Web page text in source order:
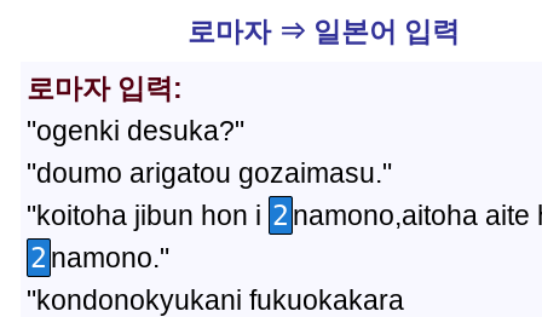
로마자 ⇒ 일본어 입력
로마자 입력:
"ogenki desuka?"
"doumo arigatou gozaimasu."
"koitoha jibun hon i 2 namono,aitoha aite
2 namono."
"kondonokyukani fukuokakara